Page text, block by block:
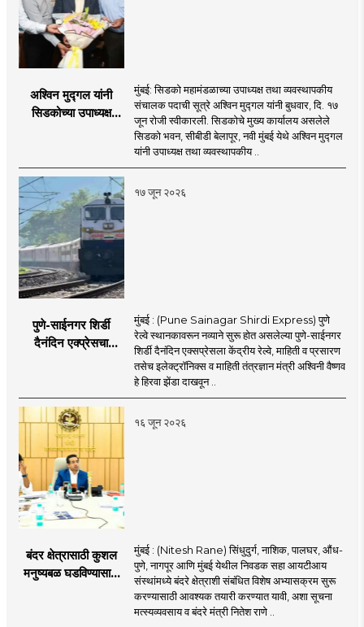
अश्विन मुद्गल यांनी
सिडकोच्या उपाध्यक्ष
करण्यास प्राधान्य देणार :
अश्विन मुद्गल
मुंबई: सिडको महामंडळाच्या उपाध्यक्ष तथा व्यवस्थापकीय
संचालक पदाची सूत्रे अश्विन मुद्गल यांनी बुधवार, दि. १७
जून रोजी स्वीकारली. सिडकोचे मुख्य कार्यालय असलेले
सिडको भवन, सीबीडी बेलापूर, नवी मुंबई येथे अश्विन मुद्गल
यांनी उपाध्यक्ष तथा व्यवस्थापकीय ..
१७ जून २०२६
पुणे-साईनगर शिर्डी
दैनंदिन एक्प्रेसचा
हिरवा झेंडा
मुंबई : (Pune Sainagar Shirdi Express) पुणे
रेल्वे स्थानकावरून नव्याने सुरू होत असलेल्या पुणे-साईनगर
शिर्डी दैनंदिन एक्सप्रेसला केंद्रीय रेल्वे, माहिती व प्रसारण
तसेच इलेक्ट्रॉनिक्स व माहिती तंत्रज्ञान मंत्री अश्विनी वैष्णव
हे हिरवा झेंडा दाखवून ..
१६ जून २०२६
बंदर क्षेत्रासाठी कुशल
मनुष्यबळ घडविण्यासाठी
मुंबई : (Nitesh Rane) सिंधुदुर्ग, नाशिक, पालघर, औंध-
पुणे, नागपूर आणि मुंबई येथील निवडक सहा आयटीआय
संस्थांमध्ये बंदरे क्षेत्राशी संबंधित विशेष अभ्यासक्रम सुरू
करण्यासाठी आवश्यक तयारी करण्यात यावी, अशा सूचना
मत्स्यव्यवसाय व बंदरे मंत्री नितेश राणे ..